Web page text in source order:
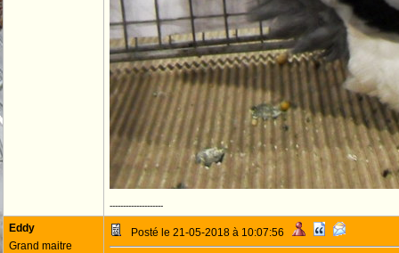
--------------------
Eddy
Grand maitre
Posté le 21-05-2018 à 10:07:56